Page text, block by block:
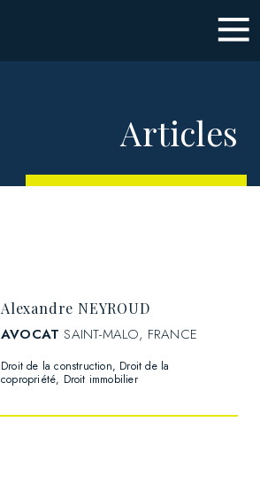
Articles
Alexandre NEYROUD
AVOCAT SAINT-MALO, FRANCE
Droit de la construction Droit de la
copropriété Droit immobilier